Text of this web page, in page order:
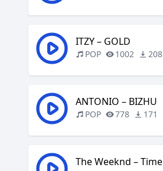
ITZY – GOLD
POP 1002 208
ANTONIO – BIZHU
POP 778 171